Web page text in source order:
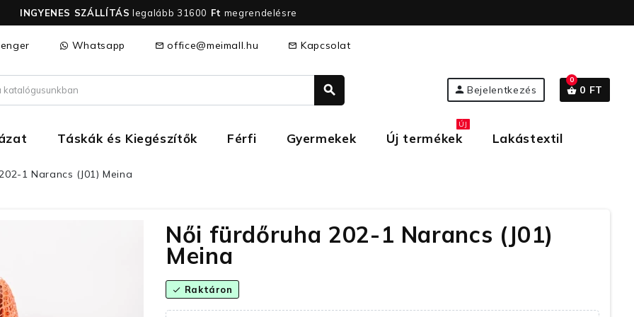
INGYENES SZÁLLÍTÁS legalább 31600 Ft megrendelésre
Whatsapp mail_outline office@meimall.hu mail_outline Kapcsolat
search person Bejelentkezés shopping_basket
0
0 FT
Táskák és Kiegészítők Férfi Gyermekek Új termékek
ÚJ
Lakástextil
1 Narancs (J01) Meina
Női fürdőruha 202-1 Narancs (J01)
Meina
check Raktáron